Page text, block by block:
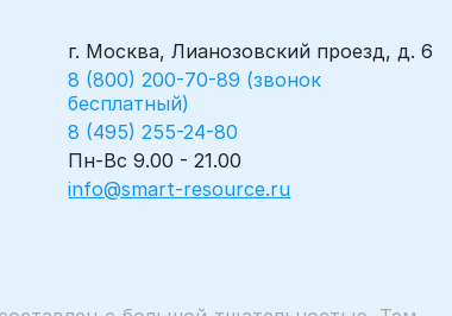
г. Москва, Лианозовский проезд, д. 6
8 (800) 200-70-89 (звонок
бесплатный)
8 (495) 255-24-80
Пн-Вс 9.00 - 21.00
info@smart-resource.ru